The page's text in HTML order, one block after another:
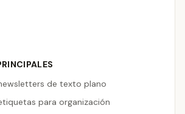
de texto plano
para organización